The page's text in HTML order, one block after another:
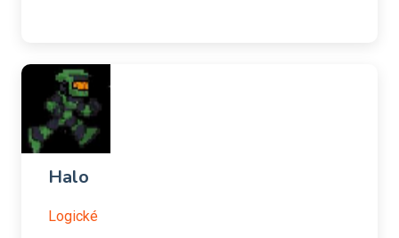
Halo
Logické